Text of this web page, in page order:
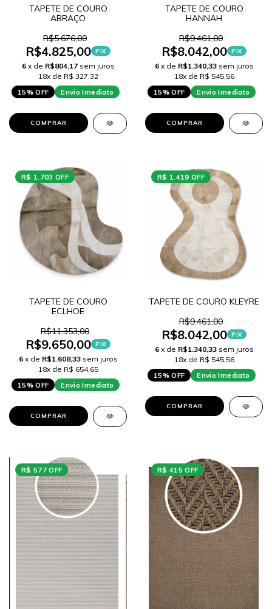
TAPETE DE COURO
ABRAÇO
R$5.676,00
R$4.825,00 PIX
6 x de R$804,17 sem juros
18x de R$ 327,32
15% OFF
Envio Imediato
COMPRAR
TAPETE DE COURO
HANNAH
R$9.461,00
R$8.042,00 PIX
6 x de R$1.340,33 sem juros
18x de R$ 545,56
15% OFF
Envio Imediato
COMPRAR
R$ 1.703 OFF
TAPETE DE COURO
ECLHOE
R$11.353,00
R$9.650,00 PIX
6 x de R$1.608,33 sem juros
18x de R$ 654,65
15% OFF
Envio Imediato
COMPRAR
R$ 1.419 OFF
TAPETE DE COURO KLEYRE
R$9.461,00
R$8.042,00 PIX
6 x de R$1.340,33 sem juros
18x de R$ 545,56
15% OFF
Envio Imediato
COMPRAR
R$ 577 OFF R$ 415 OFF